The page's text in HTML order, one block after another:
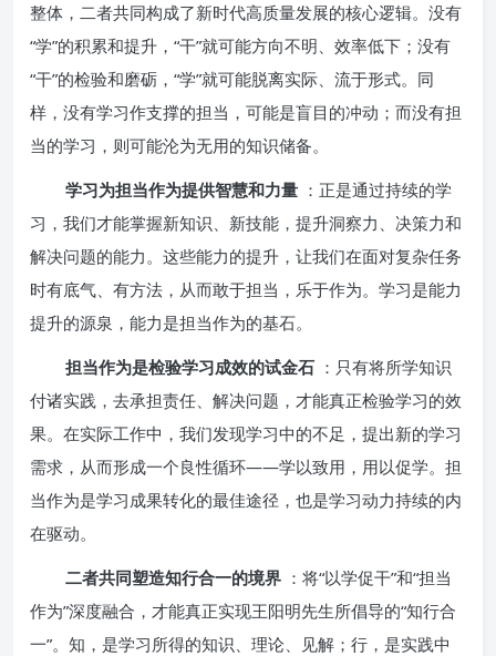
整体，二者共同构成了新时代高质量发展的核心逻辑。没有
“学”的积累和提升，“干”就可能方向不明、效率低下；没有
“干”的检验和磨砺，“学”就可能脱离实际、流于形式。同
样，没有学习作支撑的担当，可能是盲目的冲动；而没有担
当的学习，则可能沦为无用的知识储备。
学习为担当作为提供智慧和力量 ：正是通过持续的学
习，我们才能掌握新知识、新技能，提升洞察力、决策力和
解决问题的能力。这些能力的提升，让我们在面对复杂任务
时有底气、有方法，从而敢于担当，乐于作为。学习是能力
提升的源泉，能力是担当作为的基石。
担当作为是检验学习成效的试金石 ：只有将所学知识
付诸实践，去承担责任、解决问题，才能真正检验学习的效
果。在实际工作中，我们发现学习中的不足，提出新的学习
需求，从而形成一个良性循环——学以致用，用以促学。担
当作为是学习成果转化的最佳途径，也是学习动力持续的内
在驱动。
二者共同塑造知行合一的境界 ：将“以学促干”和“担当
作为”深度融合，才能真正实现王阳明先生所倡导的“知行合
一”。知，是学习所得的知识、理论、见解；行，是实践中